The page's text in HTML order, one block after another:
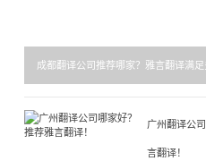
成都翻译公司推荐哪家？雅言翻译满
广州翻译公
言翻译！